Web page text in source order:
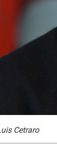
Cetraro